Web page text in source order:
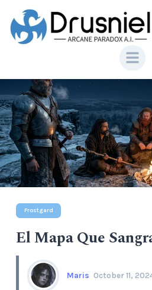
Frostgard
El Mapa Que
Maris October 11,